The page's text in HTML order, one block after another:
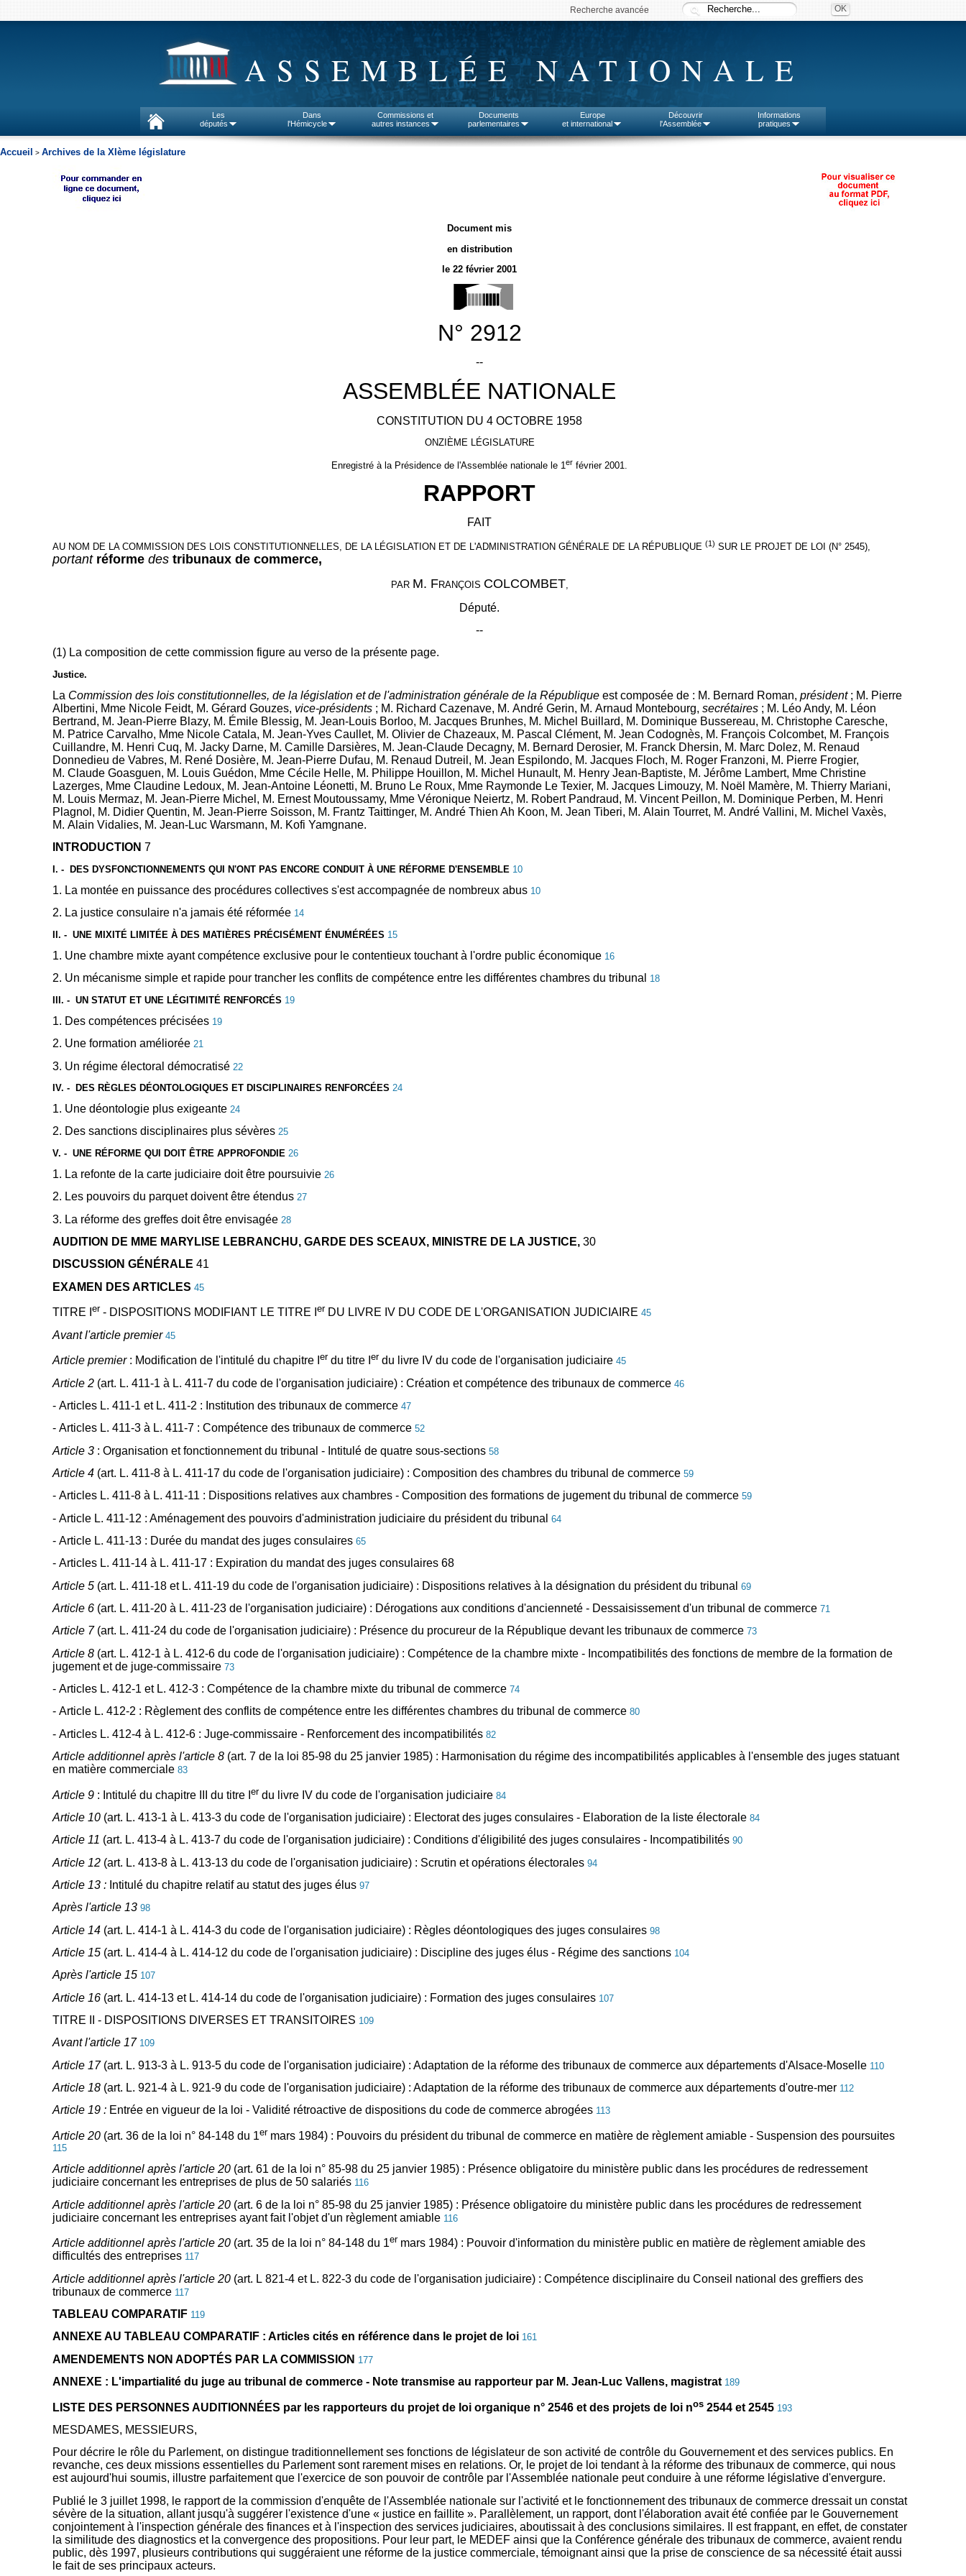
Recherche avancée
ASSEMBLÉE NATIONALE
Les
députés
Dans
l'Hémicycle
Commissions et
autres instances
Documents
parlementaires
Europe
et international
Découvrir
l'Assemblée
Informations
pratiques
Accueil > Archives de la XIème législature
Document mis
en distribution
le 22 février 2001
N° 2912
--
ASSEMBLÉE NATIONALE
CONSTITUTION DU 4 OCTOBRE 1958
ONZIÈME LÉGISLATURE
Enregistré à la Présidence de l'Assemblée nationale le 1er février 2001.
RAPPORT
FAIT
AU NOM DE LA COMMISSION DES LOIS CONSTITUTIONNELLES, DE LA LÉGISLATION ET DE L'ADMINISTRATION GÉNÉRALE DE LA RÉPUBLIQUE (1) SUR LE PROJET DE LOI (N° 2545),
portant réforme des tribunaux de commerce,
PAR M. FRANÇOIS COLCOMBET,
Député.
--
(1) La composition de cette commission figure au verso de la présente page.
Justice.
La Commission des lois constitutionnelles, de la législation et de l'administration générale de la Républiqueest composée de : M. Bernard Roman, président; M. Pierre
Albertini, Mme Nicole Feidt, M. Gérard Gouzes, vice-présidents; M. Richard Cazenave, M. André Gerin, M. Arnaud Montebourg, secrétaires; M. Léo Andy, M. Léon
Bertrand, M. Jean-Pierre Blazy, M. Émile Blessig, M. Jean-Louis Borloo, M. Jacques Brunhes, M. Michel Buillard, M. Dominique Bussereau, M. Christophe Caresche,
M. Patrice Carvalho, Mme Nicole Catala, M. Jean-Yves Caullet, M. Olivier de Chazeaux, M. Pascal Clément, M. Jean Codognès, M. François Colcombet, M. François
Cuillandre, M. Henri Cuq, M. Jacky Darne, M. Camille Darsières, M. Jean-Claude Decagny, M. Bernard Derosier, M. Franck Dhersin, M. Marc Dolez, M. Renaud
Donnedieu de Vabres, M. René Dosière, M. Jean-Pierre Dufau, M. Renaud Dutreil, M. Jean Espilondo, M. Jacques Floch, M. Roger Franzoni, M. Pierre Frogier,
M. Claude Goasguen, M. Louis Guédon, Mme Cécile Helle, M. Philippe Houillon, M. Michel Hunault, M. Henry Jean-Baptiste, M. Jérôme Lambert, Mme Christine
Lazerges, Mme Claudine Ledoux, M. Jean-Antoine Léonetti, M. Bruno Le Roux, Mme Raymonde Le Texier, M. Jacques Limouzy, M. Noël Mamère, M. Thierry Mariani,
M. Louis Mermaz, M. Jean-Pierre Michel, M. Ernest Moutoussamy, Mme Véronique Neiertz, M. Robert Pandraud, M. Vincent Peillon, M. Dominique Perben, M. Henri
Plagnol, M. Didier Quentin, M. Jean-Pierre Soisson, M. Frantz Taittinger, M. André Thien Ah Koon, M. Jean Tiberi, M. Alain Tourret, M. André Vallini, M. Michel Vaxès,
M. Alain Vidalies, M. Jean-Luc Warsmann, M. Kofi Yamgnane.
INTRODUCTION 7
I. - DES DYSFONCTIONNEMENTS QUI N'ONT PAS ENCORE CONDUIT À UNE RÉFORME D'ENSEMBLE 10
1. La montée en puissance des procédures collectives s'est accompagnée de nombreux abus 10
2. La justice consulaire n'a jamais été réformée 14
II. - UNE MIXITÉ LIMITÉE À DES MATIÈRES PRÉCISÉMENT ÉNUMÉRÉES 15
1. Une chambre mixte ayant compétence exclusive pour le contentieux touchant à l'ordre public économique 16
2. Un mécanisme simple et rapide pour trancher les conflits de compétence entre les différentes chambres du tribunal
18
III. - UN STATUT ET UNE LÉGITIMITÉ RENFORCÉS 19
1. Des compétences précisées 19
2. Une formation améliorée 21
3. Un régime électoral démocratisé 22
IV. -
DES RÈGLES DÉONTOLOGIQUES ET DISCIPLINAIRES RENFORCÉES 24
1. Une déontologie plus exigeante 24
2. Des sanctions disciplinaires plus sévères 25
V. - UNE RÉFORME QUI DOIT ÊTRE APPROFONDIE 26
1. La refonte de la carte judiciaire doit être poursuivie 26
2. Les pouvoirs du parquet doivent être étendus 27
3. La réforme des greffes doit être envisagée 28
AUDITION DE MME MARYLISE LEBRANCHU, GARDE DES SCEAUX, MINISTRE DE LA JUSTICE, 30
DISCUSSION GÉNÉRALE 41
EXAMEN DES ARTICLES 45
TITRE I er - DISPOSITIONS MODIFIANT LE TITRE I er DU LIVRE IV DU CODE DE L'ORGANISATION JUDICIAIRE 45
Avant l'article premier 45
Article premier: Modification de l'intitulé du chapitre I er du titre I er du livre IV du code de l'organisation judiciaire 45
Article 2 (art. L. 411-1 à L. 411-7 du code de l'organisation judiciaire) : Création et compétence des tribunaux de commerce 46
- Articles L. 411-1 et L. 411-2 : Institution des tribunaux de commerce 47
- Articles L. 411-3 à L. 411-7 : Compétence des tribunaux de commerce 52
Article 3: Organisation et fonctionnement du tribunal - Intitulé de quatre sous-sections 58
Article 4 (art. L. 411-8 à L. 411-17 du code de l'organisation judiciaire) : Composition des chambres du tribunal de commerce 59
- Articles L. 411-8 à L. 411-11 : Dispositions relatives aux chambres - Composition des formations de jugement du tribunal de commerce 59
- Article L. 411-12 : Aménagement des pouvoirs d'administration judiciaire du président du tribunal 64
- Article L. 411-13 : Durée du mandat des juges consulaires 65
- Articles L. 411-14 à L. 411-17 : Expiration du mandat des juges consulaires 68
Article 5 (art. L. 411-18 et L. 411-19 du code de l'organisation judiciaire) : Dispositions relatives à la désignation du président du tribunal 69
Article 6(art. L. 411-20 à L. 411-23 de l'organisation judiciaire) : Dérogations aux conditions d'ancienneté - Dessaisissement d'un tribunal de commerce 71
Article 7 (art. L. 411-24 du code de l'organisation judiciaire) : Présence du procureur de la République devant les tribunaux de commerce 73
Article 8 (art. L. 412-1 à L. 412-6 du code de l'organisation judiciaire) : Compétence de la chambre mixte - Incompatibilités des fonctions de membre de la formation de
jugement et de juge-commissaire 73
- Articles L. 412-1 et L. 412-3 : Compétence de la chambre mixte du tribunal de commerce 74
- Article L. 412-2 : Règlement des conflits de compétence entre les différentes chambres du tribunal de commerce 80
- Articles L. 412-4 à L. 412-6 : Juge-commissaire - Renforcement des incompatibilités 82
Article additionnel après l'article 8 (art. 7 de la loi 85-98 du 25 janvier 1985) : Harmonisation du régime des incompatibilités applicables à l'ensemble des juges statuant
en matière commerciale 83
Article 9 : Intitulé du chapitre III du titre I er du livre IV du code de l'organisation judiciaire 84
Article 10 (art. L. 413-1 à L. 413-3 du code de l'organisation judiciaire) : Electorat des juges consulaires - Elaboration de la liste électorale 84
Article 11 (art. L. 413-4 à L. 413-7 du code de l'organisation judiciaire) : Conditions d'éligibilité des juges consulaires - Incompatibilités 90
Article 12 (art. L. 413-8 à L. 413-13 du code de l'organisation judiciaire) : Scrutin et opérations électorales 94
Article 13 : Intitulé du chapitre relatif au statut des juges élus 97
Après l'article 13 98
Article 14 (art. L. 414-1 à L. 414-3 du code de l'organisation judiciaire) : Règles déontologiques des juges consulaires 98
Article 15 (art. L. 414-4 à L. 414-12 du code de l'organisation judiciaire) : Discipline des juges élus - Régime des sanctions 104
Après l'article 15 107
Article 16 (art. L. 414-13 et L. 414-14 du code de l'organisation judiciaire) : Formation des juges consulaires 107
TITRE II - DISPOSITIONS DIVERSES ET TRANSITOIRES 109
Avant l'article 17 109
Article 17 (art. L. 913-3 à L. 913-5 du code de l'organisation judiciaire) : Adaptation de la réforme des tribunaux de commerce aux départements d'Alsace-Moselle 110
Article 18 (art. L. 921-4 à L. 921-9 du code de l'organisation judiciaire) : Adaptation de la réforme des tribunaux de commerce aux départements d'outre-mer 112
Article 19 :Entrée en vigueur de la loi - Validité rétroactive de dispositions du code de commerce abrogées 113
Article 20 (art. 36 de la loi n° 84-148 du 1er mars 1984) : Pouvoirs du président du tribunal de commerce en matière de règlement amiable - Suspension des poursuites
115
Article additionnel après l'article 20 (art. 61 de la loi n° 85-98 du 25 janvier 1985) : Présence obligatoire du ministère public dans les procédures de redressement
judiciaire concernant les entreprises de plus de 50 salariés 116
Article additionnel après l'article 20 (art. 6 de la loi n° 85-98 du 25 janvier 1985) : Présence obligatoire du ministère public dans les procédures de redressement
judiciaire concernant les entreprises ayant fait l'objet d'un règlement amiable 116
Article additionnel après l'article 20 (art. 35 de la loi n° 84-148 du 1er mars 1984) : Pouvoir d'information du ministère public en matière de règlement amiable des
difficultés des entreprises 117
Article additionnel après l'article 20 (art. L 821-4 et L. 822-3 du code de l'organisation judiciaire) : Compétence disciplinaire du Conseil national des greffiers des
tribunaux de commerce 117
TABLEAU COMPARATIF 119
ANNEXE AU TABLEAU COMPARATIF : Articles cités en référence dans le projet de loi 161
AMENDEMENTS NON ADOPTÉS PAR LA COMMISSION 177
ANNEXE : L'impartialité du juge au tribunal de commerce - Note transmise au rapporteur par M. Jean-Luc Vallens, magistrat189
LISTE DES PERSONNES AUDITIONNÉES par les rapporteurs du projet de loi organique n° 2546 et des projets de loi nos2544 et 2545 193
MESDAMES, MESSIEURS,
Pour décrire le rôle du Parlement, on distingue traditionnellement ses fonctions de législateur de son activité de contrôle du Gouvernement et des services publics. En
revanche, ces deux missions essentielles du Parlement sont rarement mises en relations. Or, le projet de loi tendant à la réforme des tribunaux de commerce, qui nous
est aujourd'hui soumis, illustre parfaitement que l'exercice de son pouvoir de contrôle par l'Assemblée nationale peut conduire à une réforme législative d'envergure.
Publié le 3 juillet 1998, le rapport de la commission d'enquête de l'Assemblée nationale sur l'activité et le fonctionnement des tribunaux de commerce dressait un constat
sévère de la situation, allant jusqu'à suggérer l'existence d'une « justice en faillite ». Parallèlement, un rapport, dont l'élaboration avait été confiée par le Gouvernement
conjointement à l'inspection générale des finances et à l'inspection des services judiciaires, aboutissait à des conclusions similaires. Il est frappant, en effet, de constater
la similitude des diagnostics et la convergence des propositions. Pour leur part, le MEDEF ainsi que la Conférence générale des tribunaux de commerce, avaient rendu
public, dès 1997, plusieurs contributions qui suggéraient une réforme de la justice commerciale, témoignant ainsi que la prise de conscience de sa nécessité était aussi
le fait de ses principaux acteurs.